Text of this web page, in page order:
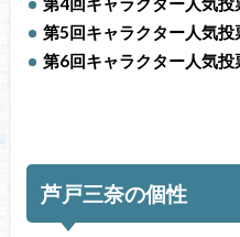
第5回キャラクター人気
第6回キャラクター人気
芦戸三奈の個性